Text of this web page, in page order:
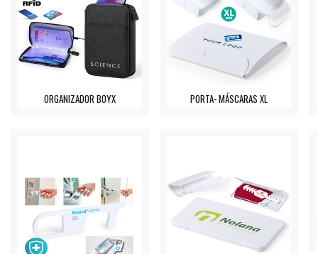
ORGANIZADOR BOYX PORTA- MÁSCARAS XL